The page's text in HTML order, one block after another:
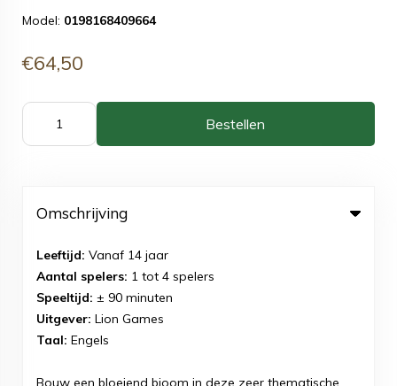
Model: 0198168409664
€64,50
Bestellen
Omschrijving
Leeftijd: Vanaf 14 jaar
Aantal spelers: 1 tot 4 spelers
Speeltijd: ± 90 minuten
Uitgever: Lion Games
Taal: Engels
Bouw een bloeiend bioom in deze zeer thematische